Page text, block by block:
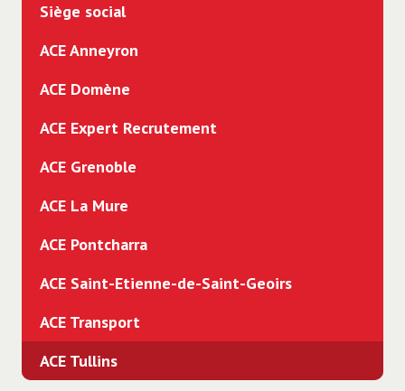
Siège social
ACE Anneyron
ACE Domène
ACE Expert Recrutement
ACE Grenoble
ACE La Mure
ACE Pontcharra
ACE Saint-Etienne-de-Saint-Geoirs
ACE Transport
ACE Tullins